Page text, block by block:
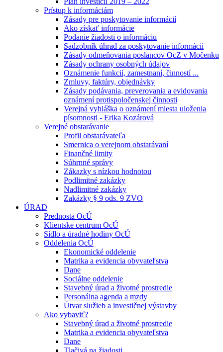
Prístup k informáciám
Zásady pre poskytovanie informácií
Ako získať informácie
Podanie žiadosti o informáciu
Sadzobník úhrad za poskytovanie informácií
Zásady odmeňovania poslancov OcZ v Močenku
Zásady ochrany osobných údajov
Oznámenie funkcií, zamestnaní, činností ...
Zmluvy, faktúry, objednávky
Zásady podávania, preverovania a evidovania
oznámení protispoločenskej činnosti
Verejná vyhláška o oznámení miesta uloženia
písomnosti - Erika Kozárová
Verejné obstarávanie
Profil obstarávateľa
Smernica o verejnom obstarávaní
Finančné limity
Súhrnné správy
Zákazky s nízkou hodnotou
Podlimitné zakázky
Nadlimitné zakázky
Zakázky § 9 ods. 9 ZVO
ÚRAD
Prednosta OcÚ
Klientske centrum OcÚ
Sídlo a úradné hodiny OcÚ
Oddelenia OcÚ
Ekonomické oddelenie
Matrika a evidencia obyvateľstva
Dane
Sociálne oddelenie
Stavebný úrad a životné prostredie
Personálna agenda a mzdy
Útvar služieb a investičnej výstavby
Ako vybaviť?
Stavebný úrad a životné prostredie
Matrika a evidencia obyvateľstva
Dane
Tlačivá na žiadosti